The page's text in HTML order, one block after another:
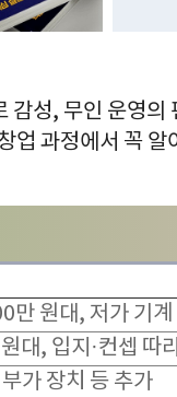
성, 무인 운영의
업 과정에서 꼭 알
만 원대, 저가 기
대, 입지·컨셉 따
가 장치 등 추가